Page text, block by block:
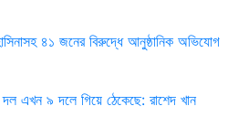
৪১ জনের বিরুদ্ধে আনুষ্ঠানিক অভিযোগ
এখন ৯ দলে গিয়ে ঠেকেছে: রাশেদ খান